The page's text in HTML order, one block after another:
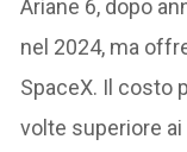
Ariane 6, dopo
nel 2024, ma
SpaceX. Il costo
volte superiore ai